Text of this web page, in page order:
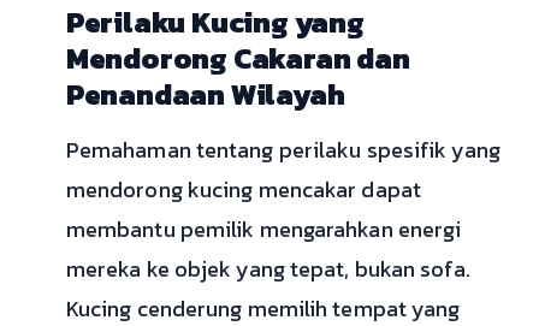
Perilaku Kucing yang
Mendorong Cakaran dan
Penandaan Wilayah
Pemahaman tentang perilaku spesifik yang
mendorong kucing mencakar dapat
membantu pemilik mengarahkan energi
mereka ke objek yang tepat, bukan sofa.
Kucing cenderung memilih tempat yang